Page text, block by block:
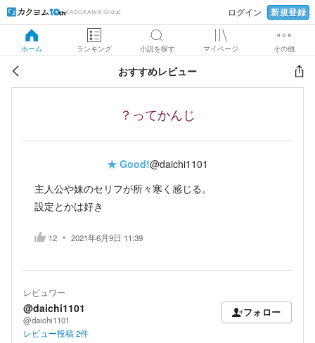
KADOKAWA Group ログイン 新規登録
ホーム ランキング 小説を探す マイページ その他
おすすめレビュー
？ってかんじ
★ Good!@daichi1101
主人公や妹のセリフが所々寒く感じる。
設定とかは好き
12 2021年6月9日 11:39
レビュワー
@daichi1101
@daichi1101
フォロー
レビュー投稿2件